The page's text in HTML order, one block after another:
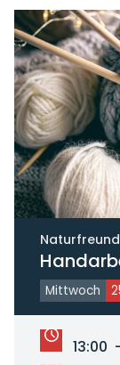
Mittwoch
13:00